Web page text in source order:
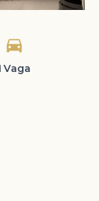
Vaga